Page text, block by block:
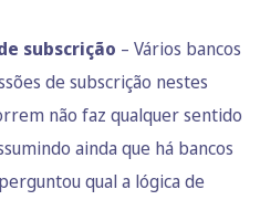
subscrição – Vários bancos
de subscrição nestes
não faz qualquer sentido
ainda que há bancos
qual a lógica de